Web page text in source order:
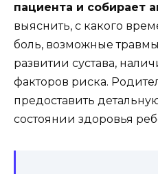
пациента и собирает
выяснить, с какого
боль, возможные
развитии сустава,
факторов риска.
предоставить
состоянии здоровья